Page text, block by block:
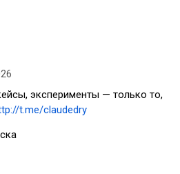
эксперименты — только то,
t.me/claudedry